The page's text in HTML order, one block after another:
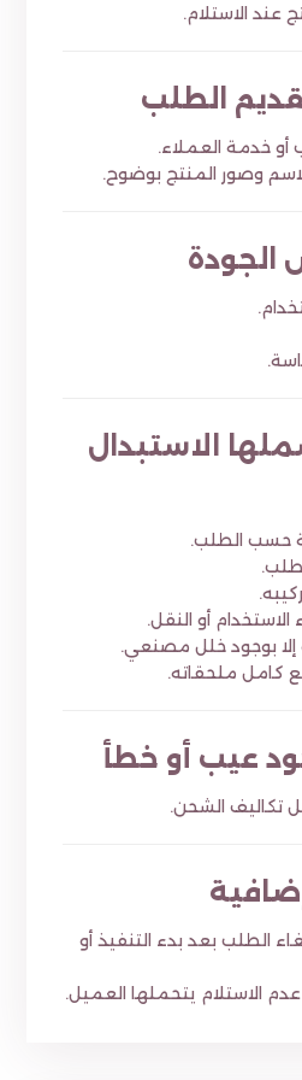
عند الاستلام.
تقديم الطلب
أو خدمة العملاء.
وصور المنتج بوضوح.
الجودة
الاستبدال
حسب الطلب.
أو النقل.
بوجود خلل مصنعي.
كامل ملحقاته.
عيب أو خطأ
تكاليف الشحن.
الطلب بعد بدء التنفيذ أو
الاستلام يتحملها العميل.